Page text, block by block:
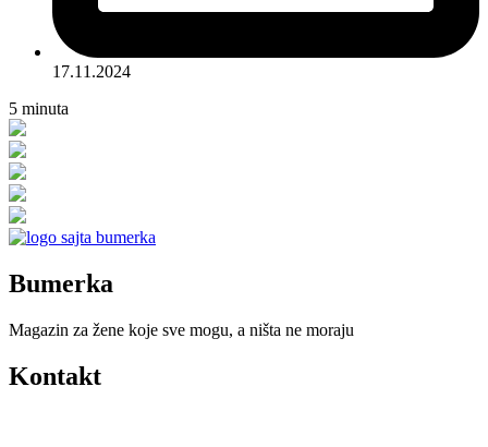
17.11.2024
5 minuta
Bumerka
Magazin za žene koje sve mogu, a ništa ne moraju
Kontakt